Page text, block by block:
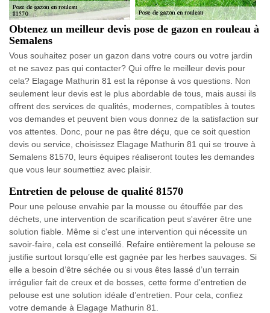
Obtenez un meilleur devis pose de gazon en rouleau à
Semalens
Vous souhaitez poser un gazon dans votre cours ou votre jardin
et ne savez pas qui contacter? Qui offre le meilleur devis pour
cela? Elagage Mathurin 81 est la réponse à vos questions. Non
seulement leur devis est le plus abordable de tous, mais aussi ils
offrent des services de qualités, modernes, compatibles à toutes
vos demandes et peuvent bien vous donnez de la satisfaction sur
vos attentes. Donc, pour ne pas être déçu, que ce soit question
devis ou service, choisissez Elagage Mathurin 81 qui se trouve à
Semalens 81570, leurs équipes réaliseront toutes les demandes
que vous leur soumettiez avec plaisir.
Entretien de pelouse de qualité 81570
Pour une pelouse envahie par la mousse ou étouffée par des
déchets, une intervention de scarification peut s'avérer être une
solution fiable. Même si c'est une intervention qui nécessite un
savoir-faire, cela est conseillé. Refaire entièrement la pelouse se
justifie surtout lorsqu’elle est gagnée par les herbes sauvages. Si
elle a besoin d’être séchée ou si vous êtes lassé d’un terrain
irrégulier fait de creux et de bosses, cette forme d'entretien de
pelouse est une solution idéale d’entretien. Pour cela, confiez
votre demande à Elagage Mathurin 81.